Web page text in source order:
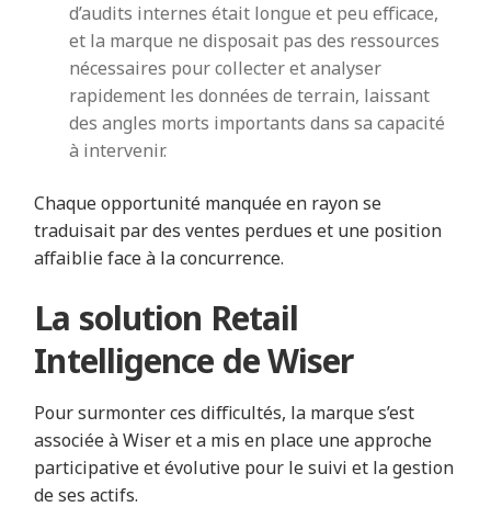
d’audits internes était longue et peu efficace,
et la marque ne disposait pas des ressources
nécessaires pour collecter et analyser
rapidement les données de terrain, laissant
des angles morts importants dans sa capacité
à intervenir.
Chaque opportunité manquée en rayon se
traduisait par des ventes perdues et une position
affaiblie face à la concurrence.
La solution Retail
Intelligence de Wiser
Pour surmonter ces difficultés, la marque s’est
associée à Wiser et a mis en place une approche
participative et évolutive pour le suivi et la gestion
de ses actifs.